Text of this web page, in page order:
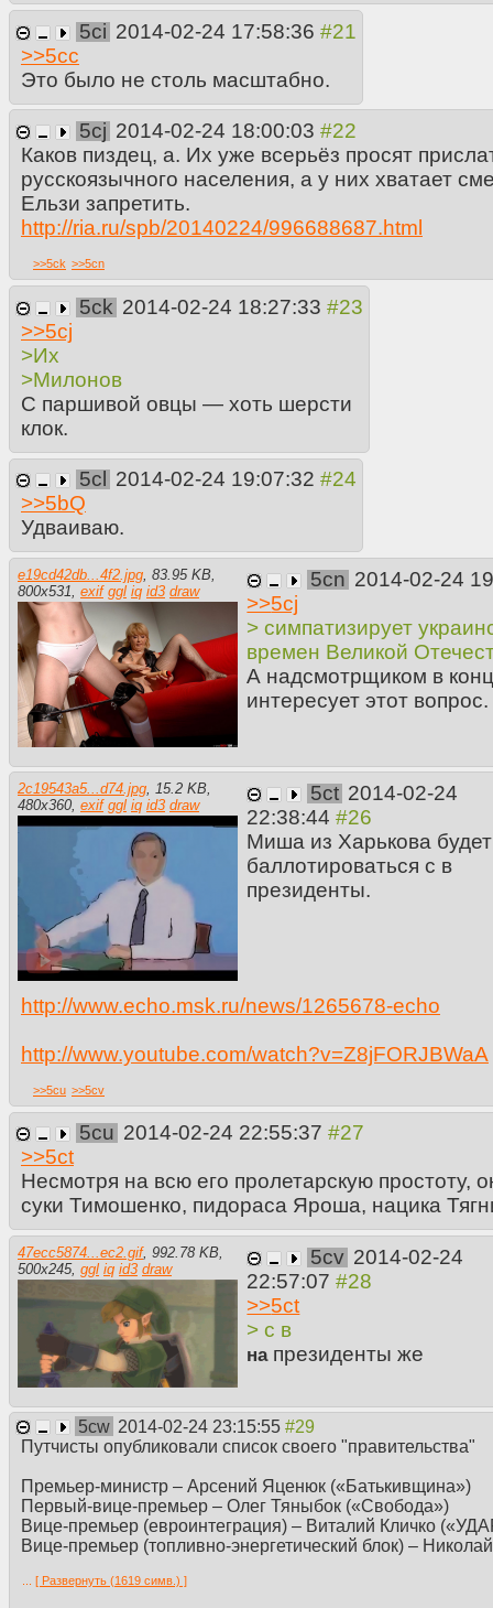
5ci 2014-02-24 17:58:36
>>5cc
Это было не столь масштабно.
5cj 2014-02-24 18:00:03
Каков пиздец, а. Их уже всерьёз просят
русскоязычного населения, а у них хватает
Ельзи запретить.
http://ria.ru/spb/20140224/996688687.html
>>5ck >>5cn
5ck 2014-02-24 18:27:33
>>5cj
>Их
>Милонов
С паршивой овцы — хоть шерсти
клок.
5cl
2014-02-24 19:07:32
>>5bQ
Удваиваю.
e19cd42db...4f2.jpg, 83.95 KB,
800x531, exif ggl iq id3 draw
5cn 2014-02-24
>>5cj
> симпатизирует
времен Великой
А надсмотрщиком в
интересует этот вопрос.
2c19543a5...d74.jpg, 15.2 KB,
480x360, exif ggl iq id3 draw
5ct 2014-02-24
22:38:44
Миша из Харькова будет
баллотироваться с в
президенты.
http://www.echo.msk.ru/news/1265678-echo
http://www.youtube.com/watch?v=Z8jFORJBWaA
>>5cu >>5cv
5cu 2014-02-24 22:55:37
>>5ct
Несмотря на всю его пролетарскую простоту,
суки Тимошенко, пидораса Яроша, нацика
47ecc5874...ec2.gif, 992.78 KB,
500x245, ggl iq id3 draw
5cv 2014-02-24
22:57:07
>>5ct
> с в
напрезиденты же
5cw 2014-02-24 23:15:55
Путчисты опубликовали список своего "правительства"
Премьер-министр – Арсений Яценюк («Батькивщина»)
Первый-вице-премьер – Олег Тяныбок («Свобода»)
Вице-премьер (евроинтеграция) – Виталий Кличко
Вице-премьер (топливно-энергетический блок) –
Министерство аграрной политики и продовольствия –
[ Развернуть (1619 симв.) ]